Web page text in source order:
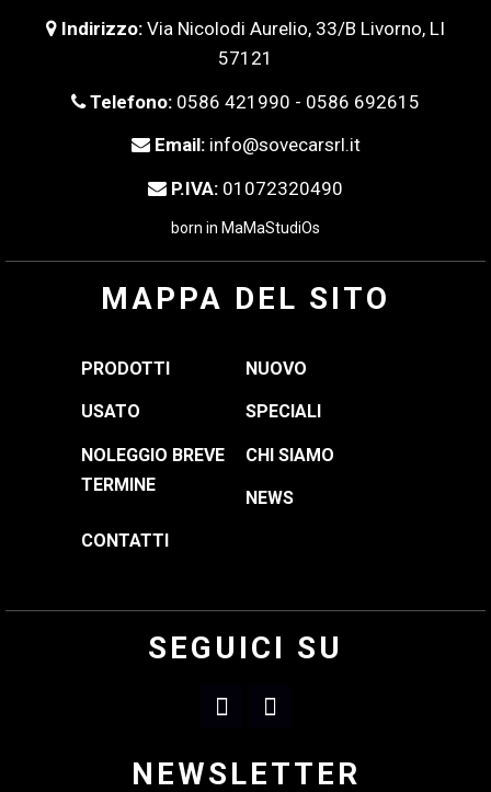
Indirizzo: Via Nicolodi Aurelio, 33/B Livorno, LI
57121
Telefono: 0586 421990 - 0586 692615
Email: info@sovecarsrl.it
P.IVA: 01072320490
born in MaMaStudiOs
MAPPA DEL SITO
PRODOTTI NUOVO
USATO SPECIALI
NOLEGGIO BREVE
TERMINE
CHI SIAMO
NEWS
CONTATTI
SEGUICI SU
NEWSLETTER